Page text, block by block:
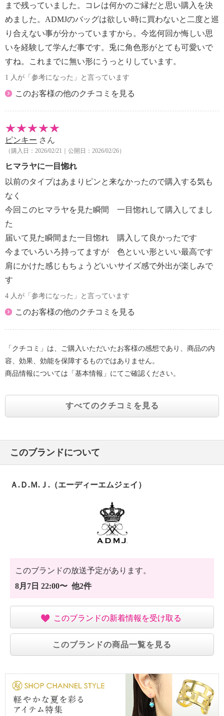
まで残っていました。コレは何かのご縁だと思い購入を決
めました。ADMJのバッグは欲しい時に買わないと二度と巡
り合えない事が分かっていますから。今迄何回か悔しい思
いを経験して学んだ事です。兎に角色形がとても可愛いで
すね。これまでに無い形にうっとりしています。
1 人が「参考になった」と言っています
このお客様の他のクチコミを見る
ピンキー さん
（購入日：2026/02/21｜公開日：2026/02/26）
ヒマラヤに一目惚れ
以前のタイプはあまりピンと来なかったので購入する気も
なく
今回このヒマラヤを見た瞬間 一目惚れして購入してまし
た
届いて見た瞬間また一目惚れ 購入して良かったです
今までいろいろ持ってますが 色といい形といい最高です
肩にかけた感じもちょうどいいサイズ感で外出が楽しみで
す
4 人が「参考になった」と言っています
このお客様の他のクチコミを見る
「クチコミ」は、ご購入いただいたお客様の感想であり、商品の内
容、効果、効能を保障するものではありません。
商品情報については「基本情報」にてご確認ください。
すべてのクチコミを見る
このブランドについて
Ａ.Ｄ.Ｍ.Ｊ.（エーディーエムジェイ）
このブランドの放送予定があります。
8月7日 22:00〜 他2件
このブランドの新着情報を受け取る
このブランドの商品一覧を見る